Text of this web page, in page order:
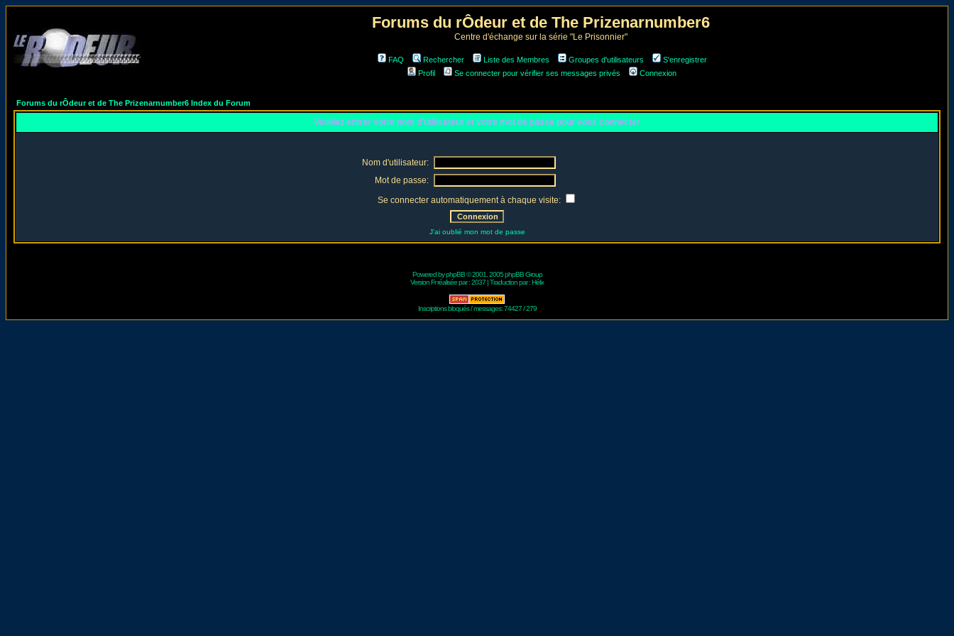
Forums du rÔdeur et de The Prizenarnumber6
Centre d'échange sur la série "Le Prisonnier"
FAQ Rechercher Liste des Membres Groupes d'utilisateurs
S'enregistrer
Profil
Se connecter pour vérifier ses messages privés Connexion
Forums du rÔdeur et de The Prizenarnumber6 Index du Forum
Veuillez entrer votre nom d'utilisateur et votre mot de passe pour vous connecter
Nom d'utilisateur:
Mot de passe:
Se connecter automatiquement à chaque visite:
J'ai oublié mon mot de passe
Powered byphpBB© 2001, 2005 phpBB Group
Version Fr réalisée par :2037 | Traduction par :Hélix
Inscriptions bloqués / messages: 74427 / 279